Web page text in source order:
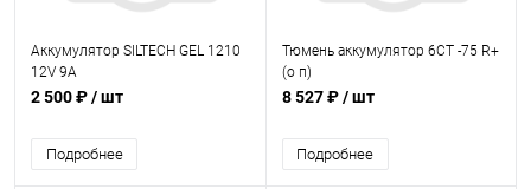
Аккумулятор SILTECH GEL 1210
12V 9A
2 500 ₽/ шт
Подробнее
Тюмень аккумулятор 6СТ -75 R+
(о п)
8 527 ₽/ шт
Подробнее